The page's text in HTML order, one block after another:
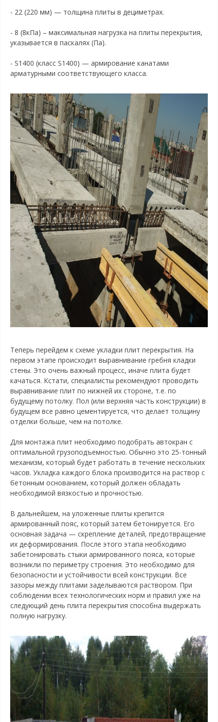
- 22 (220 мм) — толщина плиты в дециметрах.
- 8 (8кПа) – максимальная нагрузка на плиты перекрытия,
указывается в паскалях (Па).
- S1400 (класс S1400) — армирование канатами
арматурными соответствующего класса.
Теперь перейдем к схеме укладки плит перекрытия. На
первом этапе происходит выравнивание гребня кладки
стены. Это очень важный процесс, иначе плита будет
качаться. Кстати, специалисты рекомендуют проводить
выравнивание плит по нижней их стороне, т.е. по
будущему потолку. Пол (или верхняя часть конструкции) в
будущем все равно цементируется, что делает толщину
отделки больше, чем на потолке.
Для монтажа плит необходимо подобрать автокран с
оптимальной грузоподъемностью. Обычно это 25-тонный
механизм, который будет работать в течение нескольких
часов. Укладка каждого блока производится на раствор с
бетонным основанием, который должен обладать
необходимой вязкостью и прочностью.
В дальнейшем, на уложенные плиты крепится
армированный пояс, который затем бетонируется. Его
основная задача — скрепление деталей, предотвращение
их деформирования. После этого этапа необходимо
забетонировать стыки армированного пояса, которые
возникли по периметру строения. Это необходимо для
безопасности и устойчивости всей конструкции. Все
зазоры между плитами заделываются раствором. При
соблюдении всех технологических норм и правил уже на
следующий день плита перекрытия способна выдержать
полную нагрузку.